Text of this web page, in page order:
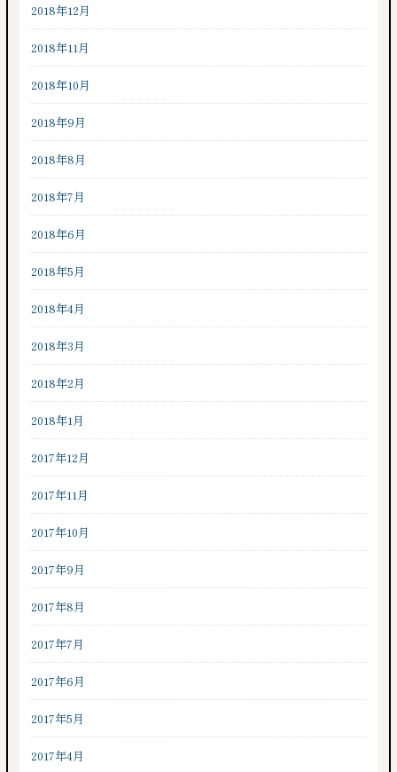
2018年12月
2018年11月
2018年10月
2018年9月
2018年8月
2018年7月
2018年6月
2018年5月
2018年4月
2018年3月
2018年2月
2018年1月
2017年12月
2017年11月
2017年10月
2017年9月
2017年8月
2017年7月
2017年6月
2017年5月
2017年4月